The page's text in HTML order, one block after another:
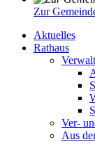
Zur
Aktuelles
Rathaus
Ver-
Aus